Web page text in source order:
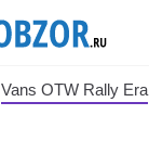
Vans OTW Rally Era